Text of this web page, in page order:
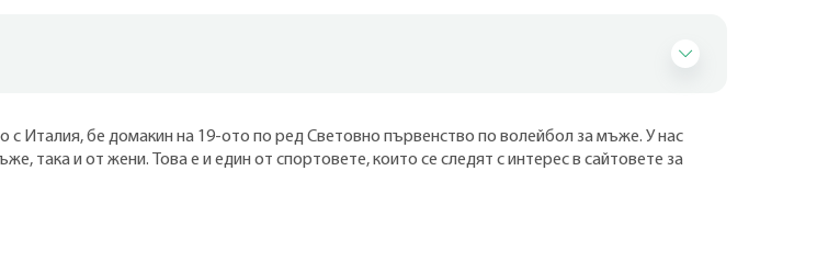
с Италия, бе домакин на 19-ото по ред Световно първенство по волейбол за мъже. У нас
така и от жени. Това е и един от спортовете, които се следят с интерес в сайтовете за